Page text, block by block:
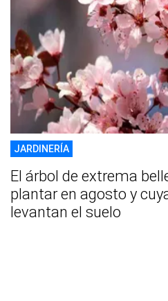
JARDINERÍA
El árbol de extrema
plantar en agosto y
levantan el suelo